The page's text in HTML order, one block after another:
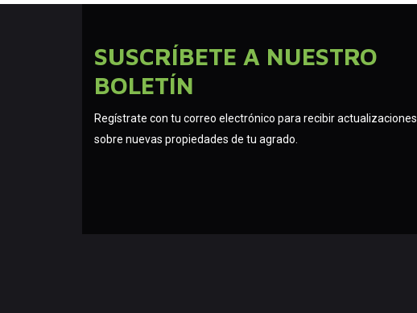
SUSCRÍBETE A NUESTRO
BOLETÍN
Regístrate con tu correo electrónico para recibir actualizaciones
sobre nuevas propiedades de tu agrado.